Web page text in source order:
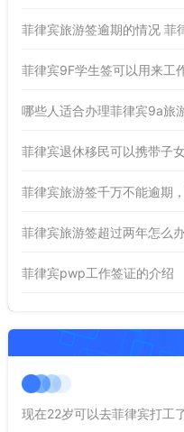
菲律宾旅游签逾期的情况 菲
菲律宾9F学生签可以用来工
哪些人适合办理菲律宾9a旅
菲律宾退休移民可以携带子
菲律宾旅游签千万不能逾期
菲律宾旅游签超过两年怎么
菲律宾pwp工作签证的介绍
现在22岁可以去菲律宾打工